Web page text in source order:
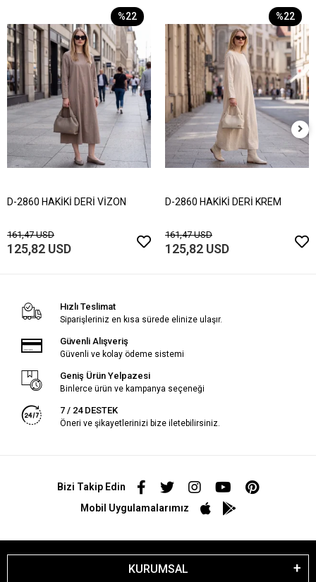
%22
D-2860 HAKİKİ DERİ VİZON
161,47 USD
125,82 USD
%22
D-2860 HAKİKİ DERİ KREM
161,47 USD
125,82 USD
Hızlı Teslimat
Siparişleriniz en kısa sürede elinize ulaşır.
Güvenli Alışveriş
Güvenli ve kolay ödeme sistemi
Geniş Ürün Yelpazesi
Binlerce ürün ve kampanya seçeneği
7 / 24 DESTEK
Öneri ve şikayetlerinizi bize iletebilirsiniz.
Bizi Takip Edin
Mobil Uygulamalarımız
KURUMSAL